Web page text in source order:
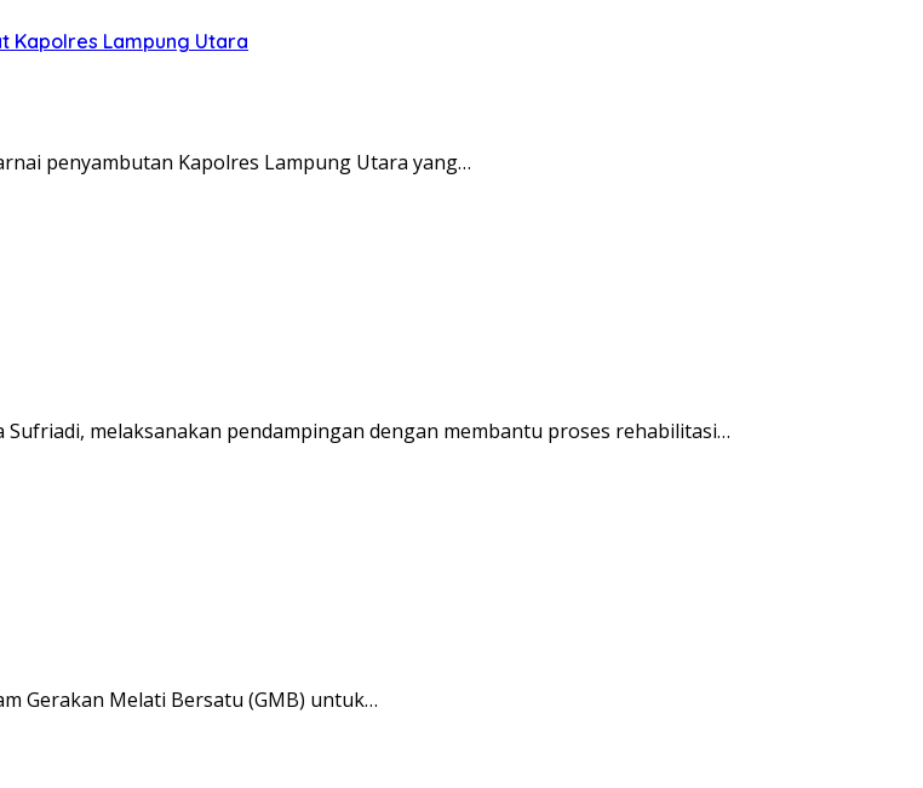
Kapolres Lampung Utara
penyambutan Kapolres Lampung Utara yang…
Sufriadi, melaksanakan pendampingan dengan membantu proses rehabilitasi…
Gerakan Melati Bersatu (GMB) untuk…